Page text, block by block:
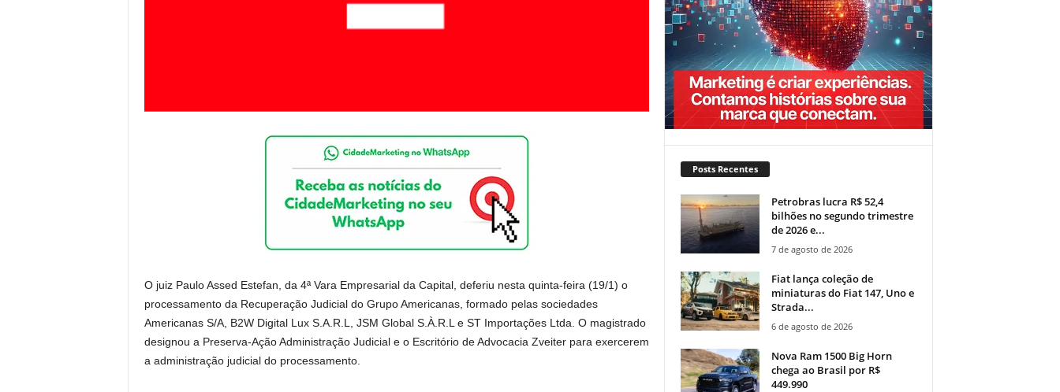
O juiz Paulo Assed Estefan, da 4ª Vara Empresarial da Capital, deferiu nesta quinta-feira (19/1) o
processamento da Recuperação Judicial do Grupo Americanas, formado pelas sociedades
Americanas S/A, B2W Digital Lux S.A.R.L, JSM Global S.À.R.L e ST Importações Ltda. O magistrado
designou a Preserva-Ação Administração Judicial e o Escritório de Advocacia Zveiter para exercerem
a administração judicial do processamento.
Posts Recentes
Petrobras lucra R$ 52,4
bilhões no segundo trimestre
de 2026 e...
7 de agosto de 2026
Fiat lança coleção de
miniaturas do Fiat 147, Uno e
Strada...
6 de agosto de 2026
Nova Ram 1500 Big Horn
chega ao Brasil por R$
449.990